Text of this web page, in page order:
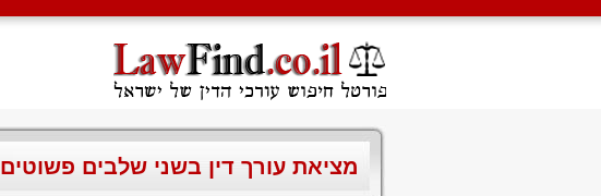
מציאת עורך דין בשני שלבים פשוטים